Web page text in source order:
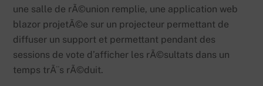
une salle de rÃ©union remplie, une application web
blazor projetÃ©e sur un projecteur permettant de
diffuser un support et permettant pendant des
sessions de vote d’afficher les rÃ©sultats dans un
temps trÃ¨s rÃ©duit.